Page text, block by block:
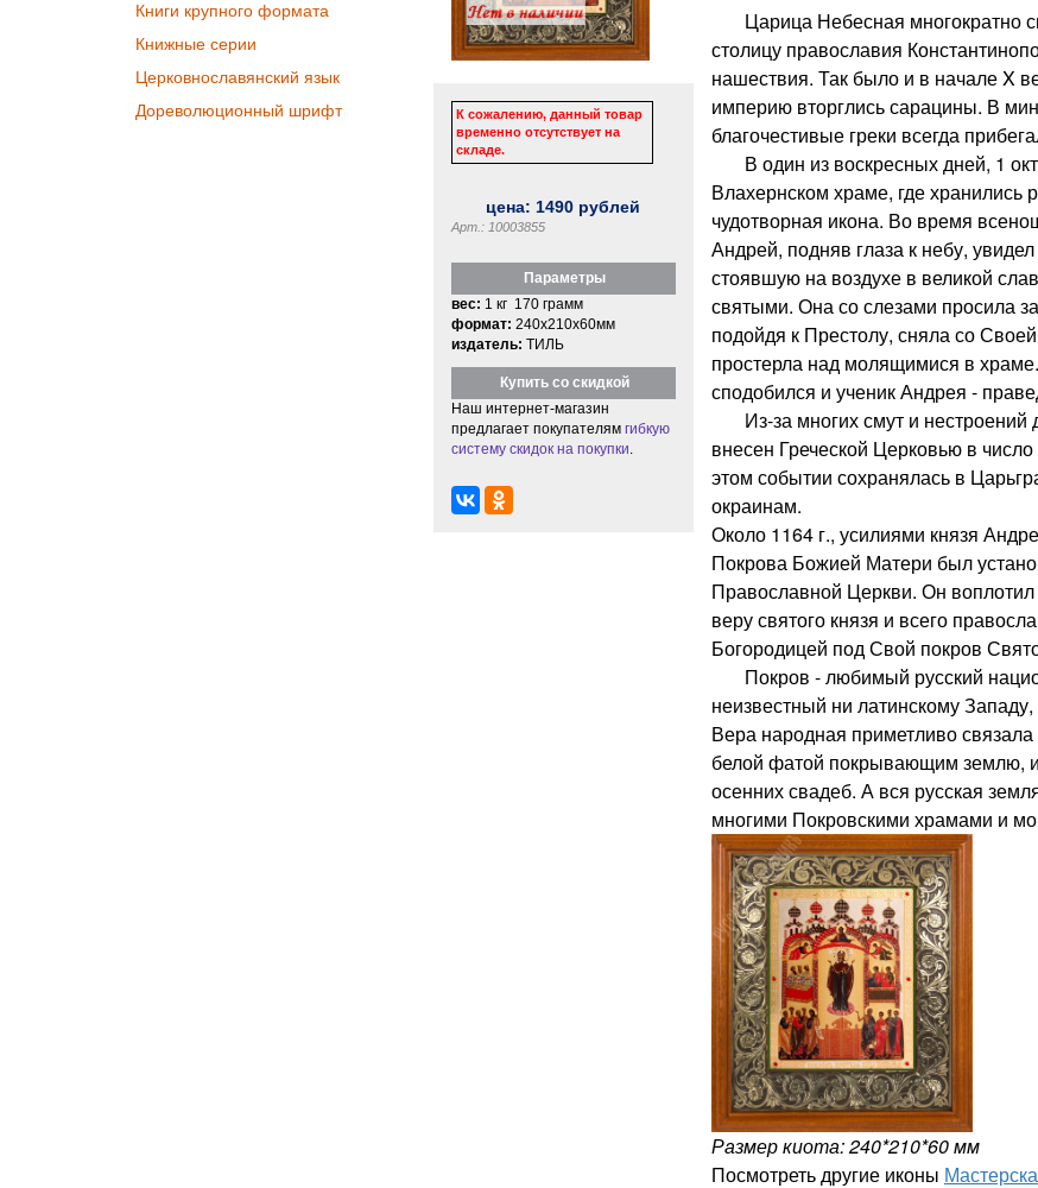
Книги крупного формата
Книжные серии
Церковнославянский язык
Дореволюционный шрифт
К сожалению, данный товар
временно отсутствует на
складе.
цена: 1490 рублей
Арт.: 10003855
Параметры
вес: 1 кг 170 грамм
формат: 240x210x60мм
издатель: ТИЛЬ
Купить со скидкой
Наш интернет-магазин
предлагает покупателям гибкую
систему скидок на покупки
Царица Небесная многократно
столицу православия
нашествия. Так было и в начале X
империю вторглись сарацины. В
благочестивые греки всегда
В один из воскресных дней, 1
Влахернском храме, где хранились
чудотворная икона. Во время
Андрей, подняв глаза к небу,
стоявшую на воздухе в великой
святыми. Она со слезами просила
подойдя к Престолу, сняла со
простерла над молящимися в
сподобился и ученик Андрея -
Из-за многих смут и нестроений
внесен Греческой Церковью в
этом событии сохранялась в
окраинам.
Около 1164 г., усилиями князя
Покрова Божией Матери был
Православной Церкви. Он
веру святого князя и всего
Богородицей под Свой покров
Покров - любимый русский
неизвестный ни латинскому Западу,
Вера народная приметливо
белой фатой покрывающим землю,
осенних свадеб. А вся русская
многими Покровскими храмами и
Размер киота: 240*210*60 мм
Посмотреть другие иконы